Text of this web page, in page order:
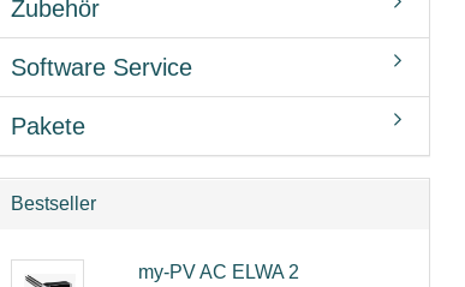
SMA Sunny Tripower Smart Energy
SMA Sunny Boy Storage
Pylontech Force H1
Zubehör
Software Service
Pakete
Bestseller
my-PV AC ELWA 2